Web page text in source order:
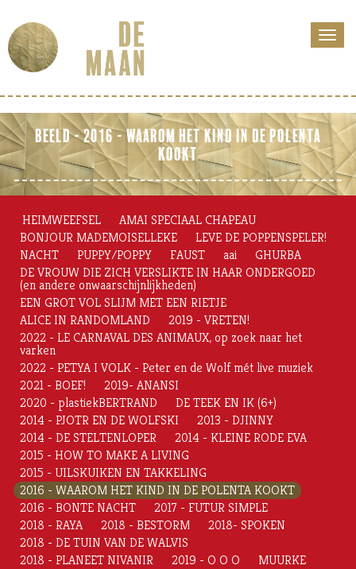
BEELD - 2016 - WAAROM HET KIND IN DE POLENTA
KOOKT
HEIMWEEFSEL
AMAI SPECIAAL CHAPEAU
BONJOUR MADEMOISELLEKE
LEVE DE POPPENSPELER!
NACHT
PUPPY/POPPY FAUST aai
GHURBA
DE VROUW DIE ZICH VERSLIKTE IN HAAR ONDERGOED
(en andere onwaarschijnlijkheden)
EEN GROT VOL SLIJM MET EEN RIETJE
ALICE IN RANDOMLAND
2019 - VRETEN!
2022 - LE CARNAVAL DES ANIMAUX, op zoek naar het
varken
2022 - PETYA I VOLK - Peter en de Wolf mét live muziek
2021 - BOEF!
2019- ANANSI
2020 - plastiekBERTRAND
DE TEEK EN IK (6+)
2014 - PJOTR EN DE WOLFSKI
2013 - DJINNY
2014 - DE STELTENLOPER
2014 - KLEINE RODE EVA
2015 - HOW TO MAKE A LIVING
2015 - UILSKUIKEN EN TAKKELING
2016 - WAAROM HET KIND IN DE POLENTA KOOKT
2016 - BONTE NACHT
2017 - FUTUR SIMPLE
2018 - RAYA
2018 - BESTORM
2018- SPOKEN
2018 - DE TUIN VAN DE WALVIS
2018 - PLANEET NIVANIR
2019 - O O O MUURKE